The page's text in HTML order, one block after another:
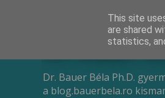
Dr. Bauer
Dr. Bauer Béla Ph.D.
a blog.bauerbela.ro
This site
are shared
statistics,